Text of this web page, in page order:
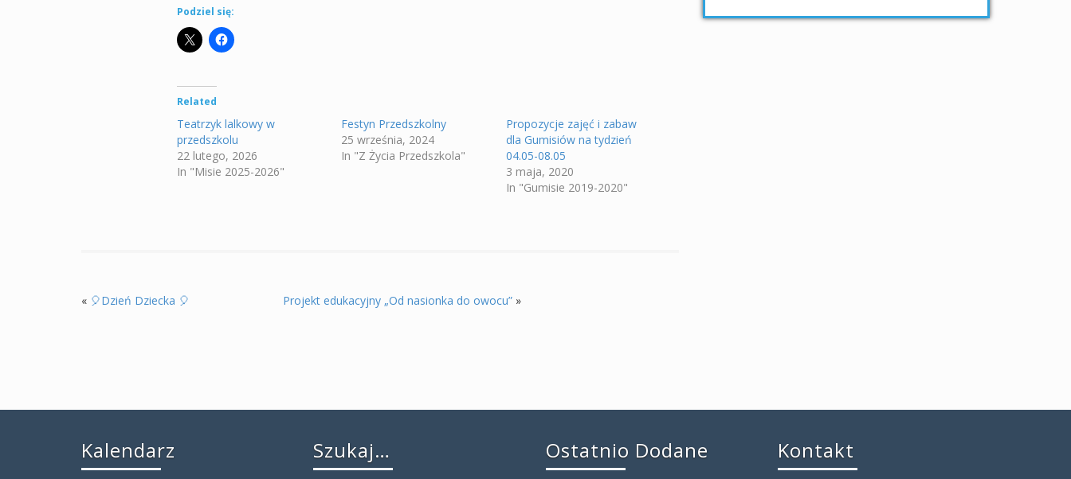
Podziel się:
Related
Teatrzyk lalkowy w
przedszkolu
22 lutego, 2026
In "Misie 2025-2026"
Festyn Przedszkolny
25 września, 2024
In "Z Życia Przedszkola"
Propozycje zajęć i zabaw
dla Gumisiów na tydzień
04.05-08.05
3 maja, 2020
In "Gumisie 2019-2020"
« 🎈Dzień Dziecka 🎈 Projekt edukacyjny „Od nasionka do owocu”»
Kalendarz Szukaj… Ostatnio Dodane Kontakt